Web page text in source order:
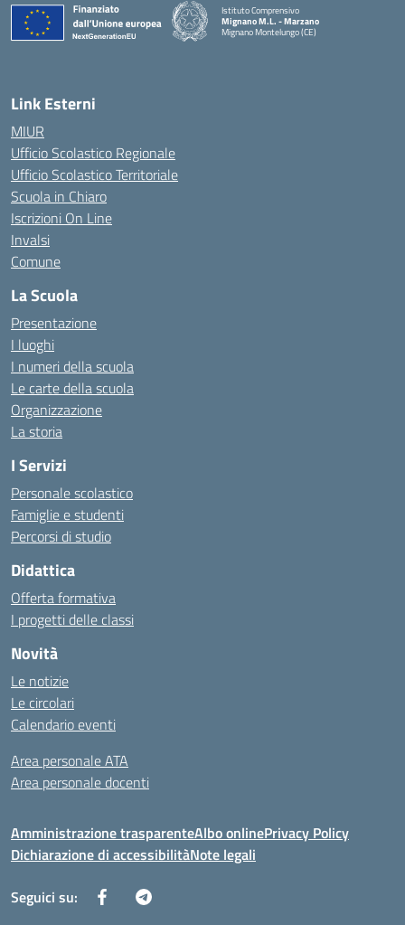
Istituto Comprensivo
Mignano M.L. - Marzano
Mignano Montelungo (CE)
— Visita la pagina iniziale della scuola
Link Esterni
MIUR
Ufficio Scolastico Regionale
Ufficio Scolastico Territoriale
Scuola in Chiaro
Iscrizioni On Line
Invalsi
Comune
La Scuola
Presentazione
I luoghi
I numeri della scuola
Le carte della scuola
Organizzazione
La storia
I Servizi
Personale scolastico
Famiglie e studenti
Percorsi di studio
Didattica
Offerta formativa
I progetti delle classi
Novità
Le notizie
Le circolari
Calendario eventi
Area personale ATA
Area personale docenti
Amministrazione trasparenteAlbo onlinePrivacy Policy
Dichiarazione di accessibilitàNote legali
Seguici su: